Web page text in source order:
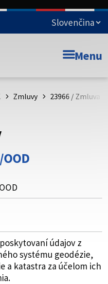
Prešovského
že zdieľate informácie iba
Zabezpečená stránka
domény webového sídla.
Menu
Zmluvy 23966 / Zmluva
údajov z
systému geodézie,
a katastra za účelom ich